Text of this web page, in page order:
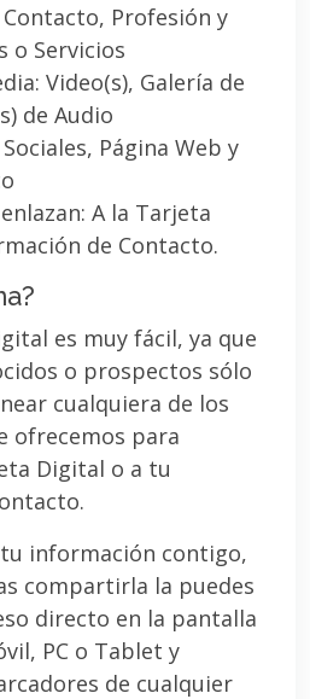
Profesión y
o Servicios
Video(s), Galería de
de Audio
Sociales, Página Web y
A la Tarjeta
de Contacto.
es muy fácil, ya que
o prospectos sólo
cualquiera de los
ofrecemos para
Digital o a tu
información contigo,
compartirla la puedes
directo en la pantalla
PC o Tablet y
de cualquier